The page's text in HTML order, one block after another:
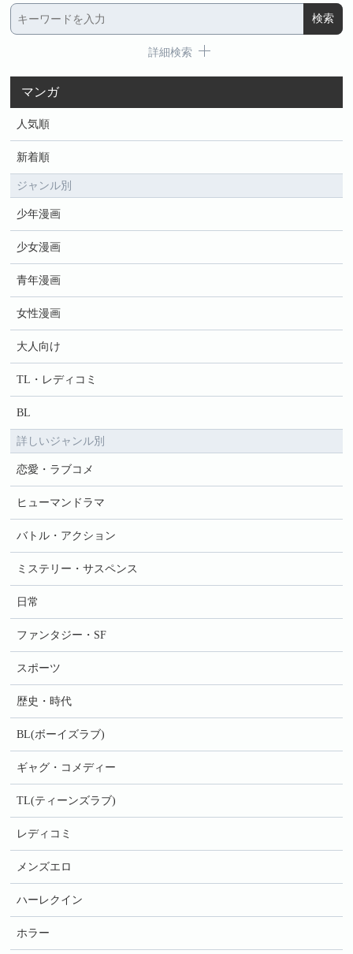
詳細検索
マンガ
人気順
新着順
ジャンル別
少年漫画
少女漫画
青年漫画
女性漫画
大人向け
TL・レディコミ
BL
詳しいジャンル別
恋愛・ラブコメ
ヒューマンドラマ
バトル・アクション
ミステリー・サスペンス
日常
ファンタジー・SF
スポーツ
歴史・時代
BL(ボーイズラブ)
ギャグ・コメディー
TL(ティーンズラブ)
レディコミ
メンズエロ
ハーレクイン
ホラー